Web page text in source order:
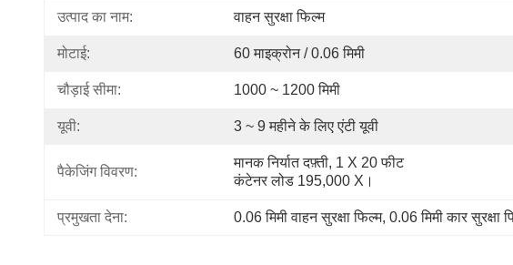
उत्पाद का नाम: वाहन सुरक्षा फिल्म
मोटाई: 60 माइक्रोन / 0.06 मिमी
चौड़ाई सीमा: 1000 ~ 1200 मिमी
यूवी: 3 ~ 9 महीने के लिए एंटी यूवी
पैकेजिंग विवरण:
मानक निर्यात दफ़्ती, 1 X 20 फीट
कंटेनर लोड 195,000 X।
प्रमुखता देना: 0.06 मिमी वाहन सुरक्षा फिल्म, 0.06 मिमी कार सुरक्षा